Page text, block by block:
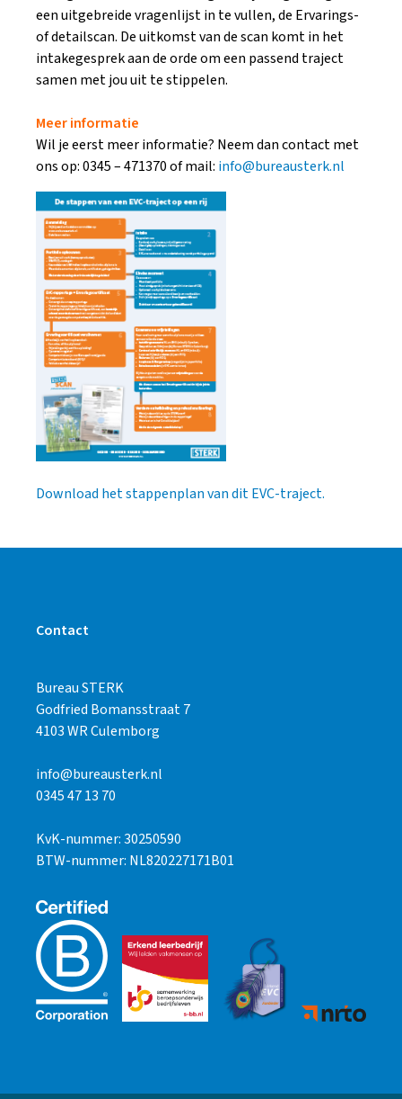
een uitgebreide vragenlijst in te vullen, de Ervarings-
of detailscan. De uitkomst van de scan komt in het
intakegesprek aan de orde om een passend traject
samen met jou uit te stippelen.
Meer informatie
Wil je eerst meer informatie? Neem dan contact met
ons op: 0345 – 471370 of mail: info@bureausterk.nl
Download het stappenplan van dit EVC-traject.
Contact
Bureau STERK
Godfried Bomansstraat 7
4103 WR Culemborg
info@bureausterk.nl
0345 47 13 70
KvK-nummer: 30250590
BTW-nummer: NL820227171B01